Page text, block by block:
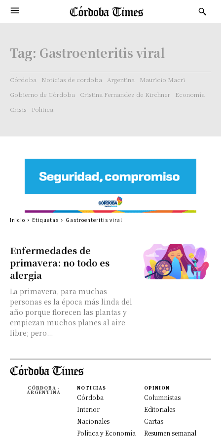
Tag: Gastroenteritis viral
Córdoba Noticias de cordoba Argentina
Mauricio Macri
Gobierno de Córdoba
Cristina Fernandez de Kirchner
Economía
Crisis
Politica
Enfermedades de
primavera: no todo es
alergia
La primavera, para muchas
personas es la época más linda del
año porque florecen las plantas y
empiezan muchos planes al aire
libre; pero...
Inicio Etiquetas Gastroenteritis viral
CÓRDOBA -
ARGENTINA
NOTICIAS
Córdoba
Interior
Nacionales
Política y Economía
OPINION
Columnistas
Editoriales
Cartas
Resumen semanal